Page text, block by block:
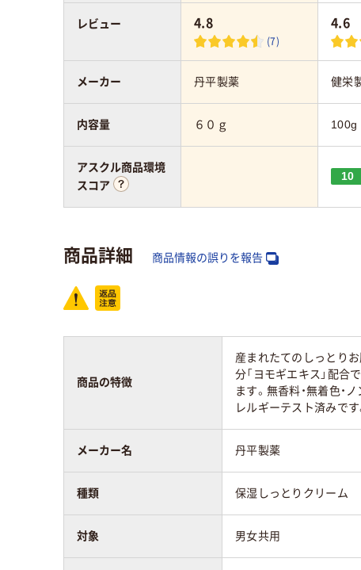
4.8
(7)
4.6
丹平製薬 健栄
６０ｇ 100g
10
レビュー
メーカー
内容量
アスクル商品環境
スコア
商品詳細 商品情報の誤りを報告
商品の特徴
産まれたてのしっとりお
分「ヨモギエキス」配合
ます。無香料・無着色・
レルギーテスト済みで
メーカー名 丹平製薬
種類 保湿しっとりクリーム
対象 男女共用